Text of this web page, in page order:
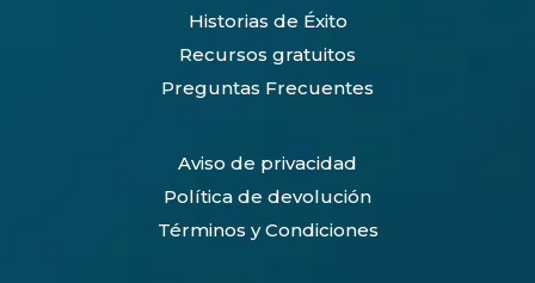
Historias de Éxito
Recursos gratuitos
Preguntas Frecuentes
Aviso de privacidad
Política de devolución
Términos y Condiciones